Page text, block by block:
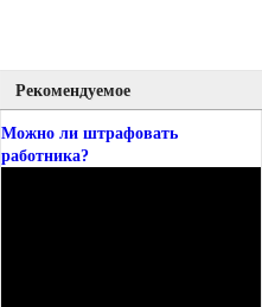
Рекомендуемое
Можно ли штрафовать
работника?